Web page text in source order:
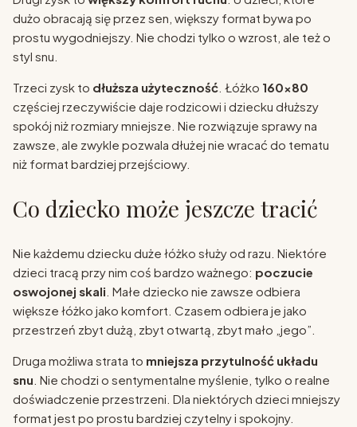
dużo obracają się przez sen, większy format bywa po
prostu wygodniejszy. Nie chodzi tylko o wzrost, ale też o
styl snu.
Trzeci zysk to dłuższa użyteczność . Łóżko 160x80
częściej rzeczywiście daje rodzicowi i dziecku dłuższy
spokój niż rozmiary mniejsze. Nie rozwiązuje sprawy na
zawsze, ale zwykle pozwala dłużej nie wracać do tematu
niż format bardziej przejściowy.
Co dziecko może jeszcze tracić
Nie każdemu dziecku duże łóżko służy od razu. Niektóre
dzieci tracą przy nim coś bardzo ważnego: poczucie
oswojonej skali . Małe dziecko nie zawsze odbiera
większe łóżko jako komfort. Czasem odbiera je jako
przestrzeń zbyt dużą, zbyt otwartą, zbyt mało „jego”.
Druga możliwa strata to mniejsza przytulność układu
snu . Nie chodzi o sentymentalne myślenie, tylko o realne
doświadczenie przestrzeni. Dla niektórych dzieci mniejszy
format jest po prostu bardziej czytelny i spokojny.